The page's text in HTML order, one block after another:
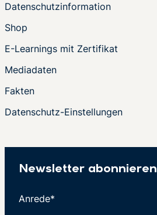
Datenschutzinformation
Shop
E-Learnings mit Zertifikat
Mediadaten
Fakten
Datenschutz-Einstellungen
Newsletter abonnieren
Anrede*